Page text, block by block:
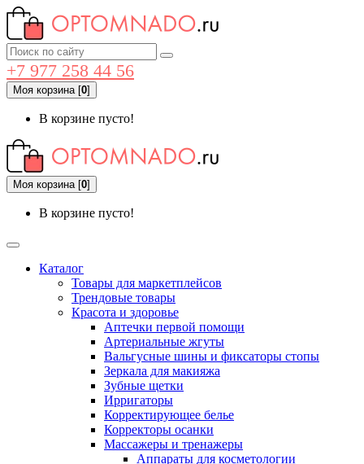
+7 977 258 44 56
Моя корзина[0]
В корзине пусто!
Моя корзина[0]
В корзине пусто!
Каталог
Товары для маркетплейсов
Трендовые товары
Красота и здоровье
Аптечки первой помощи
Артериальные жгуты
Вальгусные шины и фиксаторы стопы
Зеркала для макияжа
Зубные щетки
Ирригаторы
Корректирующее белье
Корректоры осанки
Массажеры и тренажеры
Аппараты для косметологии